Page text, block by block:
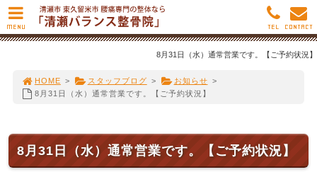
8月31日（水）通常営業です。【ご予約状況】
HOME > スタッフブログ > お知らせ >
8月31日（水）通常営業です。【ご予約状況】
8月31日（水）通常営業です。【ご予約状況】
MENU CONTACT
TEL